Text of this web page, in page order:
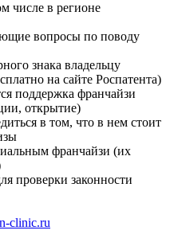
числе в регионе
вопросы по поводу
знака владельцу
на сайте Роспатента)
поддержка франчайзи
открытие)
в том, что в нем стоит
франчайзи (их
проверки законности
clinic.ru